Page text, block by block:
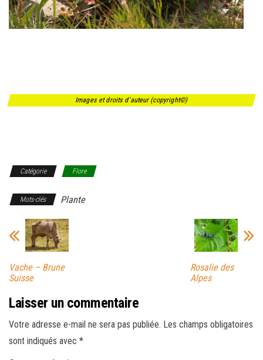
Images et droits d'auteur (copyright©)
Catégorie Flore
Mots-clés Plante
Vache – Brune
Suisse
Rosalie des
Alpes
Laisser un commentaire
Votre adresse e-mail ne sera pas publiée. Les champs obligatoires
sont indiqués avec *